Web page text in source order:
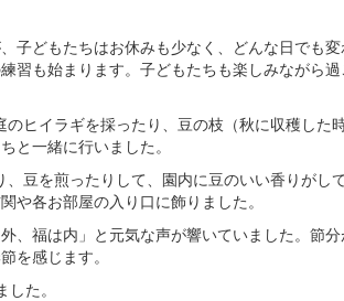
子どもたちはお休みも少なく、どんな日でも
習も始まります。子どもたちも楽しみながら
ヒイラギを採ったり、豆の枝（秋に収穫した
と一緒に行いました。
豆を煎ったりして、園内に豆のいい香りがし
や各お部屋の入り口に飾りました。
福は内」と元気な声が響いていました。節分
を感じます。
た。